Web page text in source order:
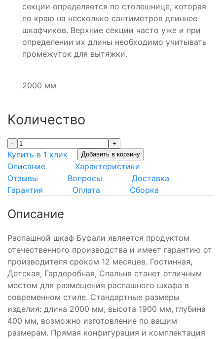
секции определяется по столешнице, которая
по краю на несколько сантиметров длиннее
шкафчиков. Верхние секции часто уже и при
определении их длины необходимо учитывать
промежуток для вытяжки.
2000 мм
Количество
- +
Купить в 1 клик Добавить в корзину
Описание
Характеристики
Отзывы
Вопросы
Доставка
Гарантия
Оплата Сборка
Описание
Распашной шкаф Буфали является продуктом
отечественного производства и имеет гарантию от
производителя сроком 12 месяцев. Гостинная,
Детская, Гардеробная, Спальня станет отличным
местом для размещения распашного шкафа в
современном стиле. Стандартные размеры
изделия: длина 2000 мм, высота 1900 мм, глубина
400 мм, возможно изготовление по вашим
размерам. Прямая конфигурация и комплектация